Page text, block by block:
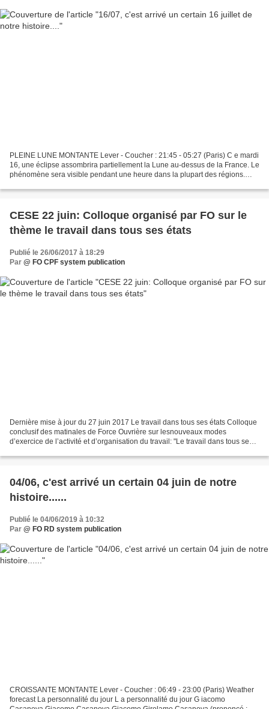
PLEINE LUNE MONTANTE Lever - Coucher : 21:45 - 05:27 (Paris) C e mardi
16, une éclipse assombrira partiellement la Lune au-dessus de la France. Le
phénomène sera visible pendant une heure dans la plupart des régions.
CESE 22 juin: Colloque organisé par FO sur le
thème le travail dans tous ses états
Publié le 26/06/2017 à 18:29
Par @ FO CPF system publication
Dernière mise à jour du 27 juin 2017 Le travail dans tous ses états Colloque
conclusif des matinales de Force Ouvrière sur lesnouveaux modes
d’exercice de l’activité et d’organisation du travail: "Le travail dans tous ses
04/06, c'est arrivé un certain 04 juin de notre
histoire......
Publié le 04/06/2019 à 10:32
Par @ FO RD system publication
CROISSANTE MONTANTE Lever - Coucher : 06:49 - 23:00 (Paris) Weather
forecast La personnalité du jour L a personnalité du jour G iacomo